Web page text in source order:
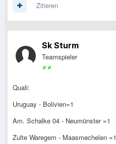
Zitieren
Sk Sturm
Teamspieler
Quali:
Uruguay - Bolivien=1
Am. Schalke 04 - Neumünster =1
Zulte Waregem - Maasmechelen =1